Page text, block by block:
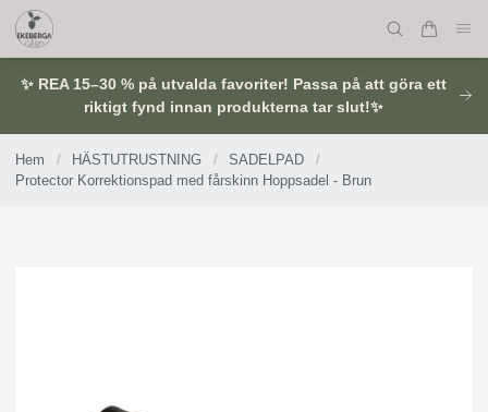
✨ REA 15–30 % på utvalda favoriter! Passa på att göra ett
riktigt fynd innan produkterna tar slut!✨
Hem / HÄSTUTRUSTNING / SADELPAD
/
Protector Korrektionspad med fårskinn Hoppsadel - Brun